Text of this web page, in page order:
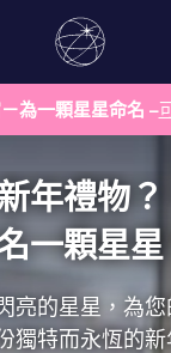
為一顆星星命名 –
年禮物？
一顆星星
亮的星星，為
獨特而永恆的新